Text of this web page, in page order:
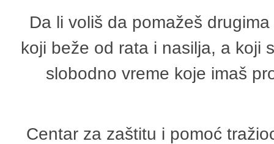
Da li voliš da pomažeš
koji beže od rata i nasilja, a koji
slobodno vreme koje imaš
Centar za zaštitu i pomoć